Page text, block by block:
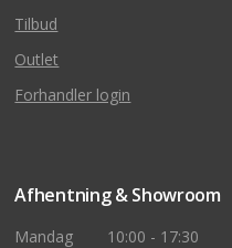
Tilbud
Outlet
Forhandler login
Afhentning & Showroom
Mandag
10:00 - 17:30